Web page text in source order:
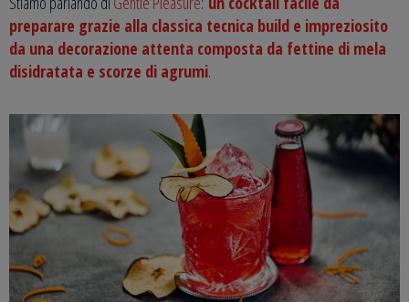
preparare grazie alla classica tecnica build e impreziosito
da una decorazione attenta composta da fettine di mela
disidratata e scorze di agrumi.